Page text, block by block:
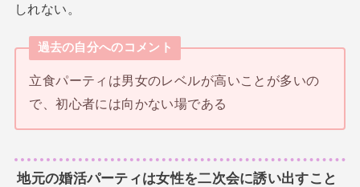
しれない。
過去の自分へのコメント
立食パーティは男女のレベルが高いことが多いの
で、初心者には向かない場である
地元の婚活パーティは女性を二次会に誘い出すこと